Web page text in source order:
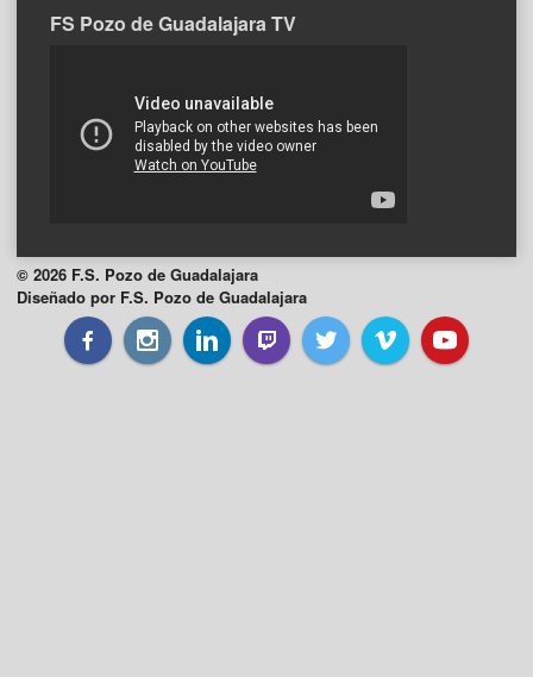
FS Pozo de Guadalajara TV
© 2026 F.S. Pozo de Guadalajara
Diseñado por F.S. Pozo de Guadalajara